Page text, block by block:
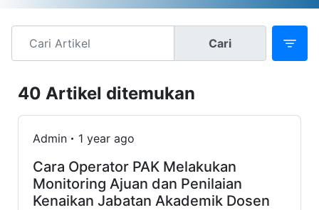
Cari
40 Artikel ditemukan
Admin 1 year ago
Cara Operator PAK Melakukan
Monitoring Ajuan dan Penilaian
Kenaikan Jabatan Akademik Dosen